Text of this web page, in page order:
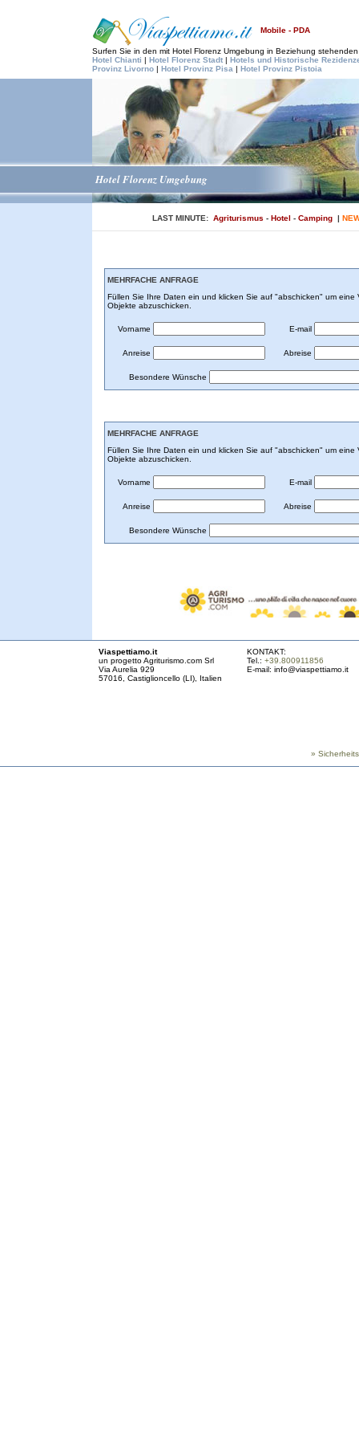
Mobile - PDA
Surfen Sie in den mit Hotel Florenz Umgebung in Beziehung
Hotel Chianti | Hotel Florenz Stadt | Hotels und Historische
Provinz Livorno | Hotel Provinz Pisa | Hotel Provinz Pistoia
Hotel Florenz Umgebung
LAST MINUTE: Agriturismus - Hotel - Camping |
MEHRFACHE ANFRAGE
Füllen Sie Ihre Daten ein und klicken Sie auf "abschicken" um
Objekte abzuschicken.
Vorname E-mail
Anreise Abreise
Besondere Wünsche
MEHRFACHE ANFRAGE
Füllen Sie Ihre Daten ein und klicken Sie auf "abschicken" um
Objekte abzuschicken.
Vorname E-mail
Anreise Abreise
Besondere Wünsche
Viaspettiamo.it
un progetto Agriturismo.com Srl
Via Aurelia 929
57016, Castiglioncello (LI), Italien
KONTAKT:
Tel.: +39.800911856
E-mail: info@viaspettiamo.it
»